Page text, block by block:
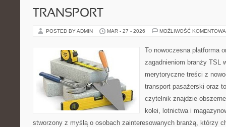
TRANSPORT
POSTED BY ADMIN MAR - 27 - 2026 MOŻLIWOŚĆ
To nowoczesna platforma
zagadnieniom branży TSL
merytoryczne treści z
transport pasażerski oraz
czytelnik znajdzie
kolei, lotnictwa i
stworzony z myślą o osobach zainteresowanych branżą, którzy